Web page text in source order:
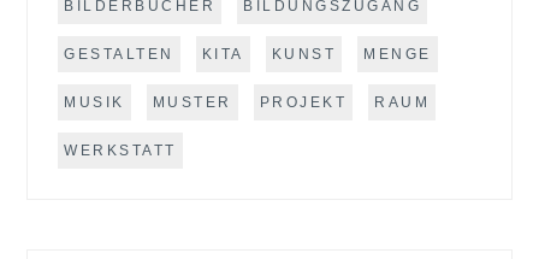
BILDERBÜCHER BILDUNGSZUGANG
GESTALTEN KITA KUNST MENGE
MUSIK MUSTER PROJEKT RAUM
WERKSTATT